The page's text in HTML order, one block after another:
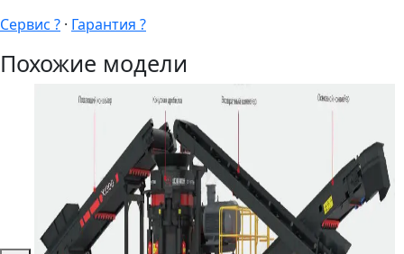
Сервис ? · Гарантия ?
Похожие модели